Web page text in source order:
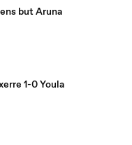
Nancy3-2 Lens but Aruna
1-0 Youla